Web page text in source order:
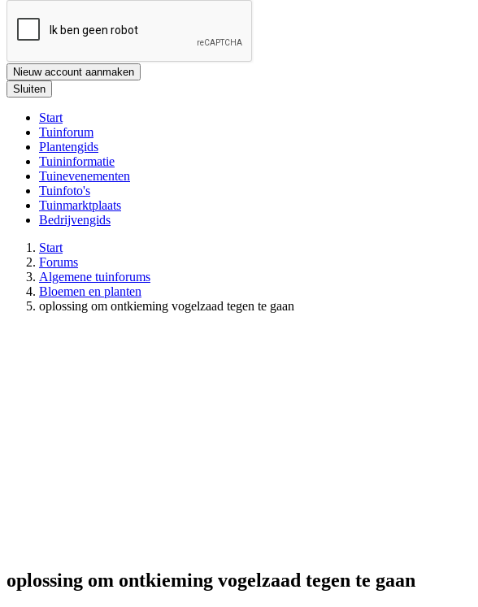
Nieuw account aanmaken
Sluiten
Start
Tuinforum
Plantengids
Tuininformatie
Tuinevenementen
Tuinfoto's
Tuinmarktplaats
Bedrijvengids
Start
Forums
Algemene tuinforums
Bloemen en planten
oplossing om ontkieming vogelzaad tegen te gaan
oplossing om ontkieming vogelzaad tegen te gaan